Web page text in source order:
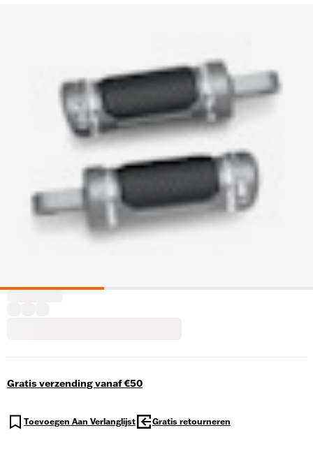
Gratis verzending vanaf €50
Toevoegen Aan Verlanglijst Gratis retourneren